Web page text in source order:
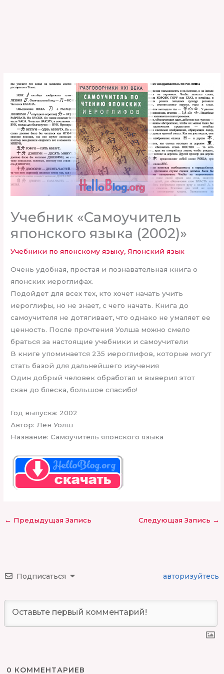
Учебник «Самоучитель
японского языка (2002)»
Учебники по японскому языку,Японский язык
Очень удобная, простая и познавательная книга о
японских иероглифах.
Подойдет для всех тех, кто хочет начать учить
иероглифы, но не знает, с чего начать. Книга до
самоучителя не дотягивает, что однако не умаляет ее
ценность. После прочтения Уолша можно смело
браться за настоящие учебники и самоучители
В книге упоминается 235 иероглифов, которые могут
стать базой для дальнейшего изучения
Один добрый человек обработал и выверил этот
скан до блеска, большое спасибо!
Год выпуска: 2002
Автор: Лен Уолш
Название: Самоучитель японского языка
← Предыдущая Запись Следующая Запись →
Подписаться авторизуйтесь
0 КОММЕНТАРИЕВ